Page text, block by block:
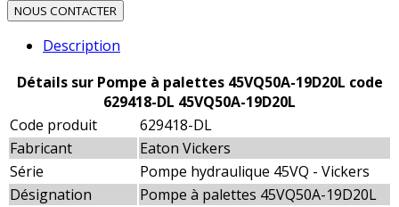
NOUS CONTACTER
Description
Détails sur Pompe à palettes 45VQ50A-19D20L code
629418-DL 45VQ50A-19D20L
Code produit
629418-DL
Fabricant
Eaton Vickers
Série
Pompe hydraulique 45VQ - Vickers
Désignation
Pompe à palettes 45VQ50A-19D20L